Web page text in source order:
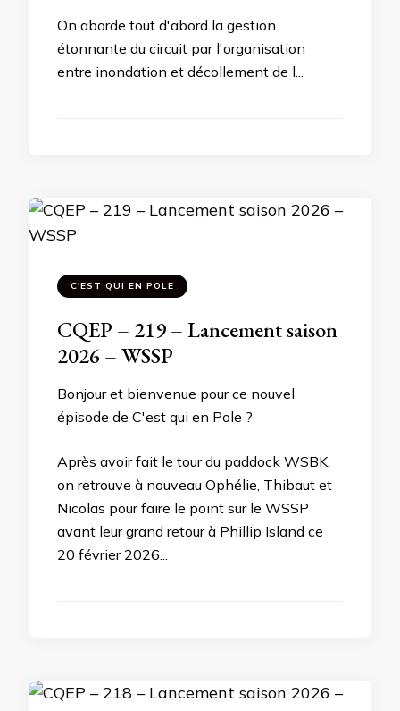
On aborde tout d'abord la gestion
étonnante du circuit par l'organisation
entre inondation et décollement de l...
C'EST QUI EN POLE
CQEP – 219 – Lancement saison
2026 – WSSP
Bonjour et bienvenue pour ce nouvel
épisode de C'est qui en Pole ?
Après avoir fait le tour du paddock WSBK,
on retrouve à nouveau Ophélie, Thibaut et
Nicolas pour faire le point sur le WSSP
avant leur grand retour à Phillip Island ce
20 février 2026...